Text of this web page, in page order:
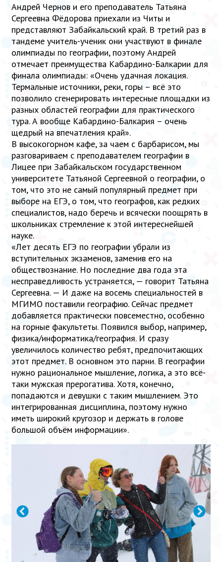
Андрей Чернов и его преподаватель Татьяна
Сергеевна Фёдорова приехали из Читы и
представляют Забайкальский край. В третий раз в
тандеме учитель-ученик они участвуют в финале
олимпиады по географии, поэтому Андрей
отмечает преимущества Кабардино-Балкарии для
финала олимпиады: «Очень удачная локация.
Термальные источники, реки, горы – всё это
позволило сгенерировать интересные площадки из
разных областей географии для практического
тура. А вообще Кабардино-Балкария – очень
щедрый на впечатления край».
В высокогорном кафе, за чаем с барбарисом, мы
разговариваем с преподавателем географии в
Лицее при Забайкальском государственном
университете Татьяной Сергеевной о географии, о
том, что это не самый популярный предмет при
выборе на ЕГЭ, о том, что географов, как редких
специалистов, надо беречь и всячески поощрять в
школьниках стремление к этой интереснейшей
науке.
«Лет десять ЕГЭ по географии убрали из
вступительных экзаменов, заменив его на
обществознание. Но последние два года эта
несправедливость устраняется, — говорит Татьяна
Сергеевна. — И даже на восемь специальностей в
МГИМО поставили географию. Сейчас предмет
добавляется практически повсеместно, особенно
на горные факультеты. Появился выбор, например,
физика/информатика/география. И сразу
увеличилось количество ребят, предпочитающих
этот предмет. В основном это парни. В географии
нужно рациональное мышление, логика, а это всё-
таки мужская прерогатива. Хотя, конечно,
попадаются и девушки с таким мышлением. Это
интегрированная дисциплина, поэтому нужно
иметь широкий кругозор и держать в голове
большой объём информации».